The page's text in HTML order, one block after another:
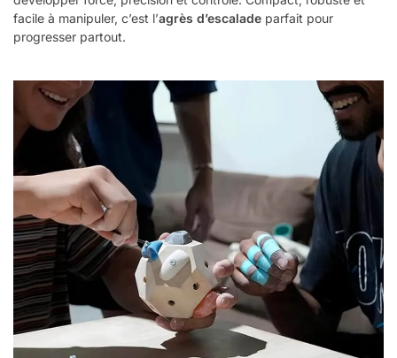
facile à manipuler, c’est l’agrès d’escalade parfait pour
progresser partout.